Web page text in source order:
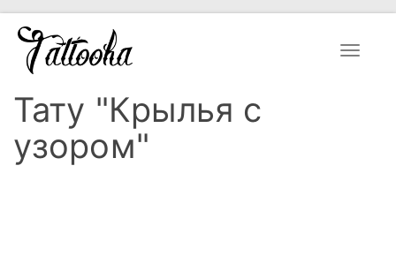
Toggle
Тату "Крылья с
узором"